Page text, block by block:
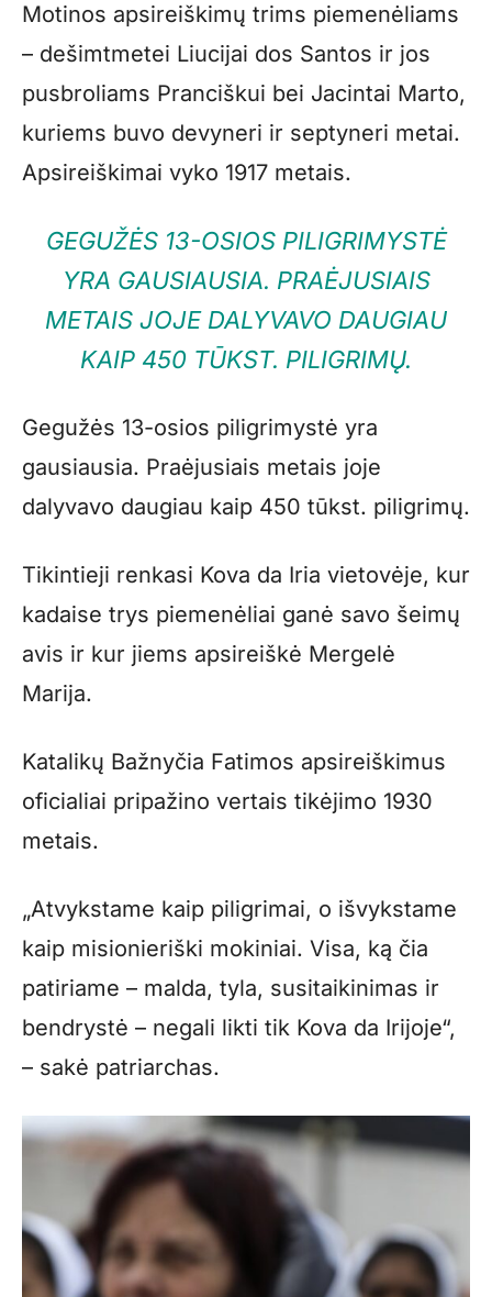
Motinos apsireiškimų trims piemenėliams
– dešimtmetei Liucijai dos Santos ir jos
pusbroliams Pranciškui bei Jacintai Marto,
kuriems buvo devyneri ir septyneri metai.
Apsireiškimai vyko 1917 metais.
GEGUŽĖS 13-OSIOS PILIGRIMYSTĖ
YRA GAUSIAUSIA. PRAĖJUSIAIS
METAIS JOJE DALYVAVO DAUGIAU
KAIP 450 TŪKST. PILIGRIMŲ.
Gegužės 13-osios piligrimystė yra
gausiausia. Praėjusiais metais joje
dalyvavo daugiau kaip 450 tūkst. piligrimų.
Tikintieji renkasi Kova da Iria vietovėje, kur
kadaise trys piemenėliai ganė savo šeimų
avis ir kur jiems apsireiškė Mergelė
Marija.
Katalikų Bažnyčia Fatimos apsireiškimus
oficialiai pripažino vertais tikėjimo 1930
metais.
„Atvykstame kaip piligrimai, o išvykstame
kaip misionieriški mokiniai. Visa, ką čia
patiriame – malda, tyla, susitaikinimas ir
bendrystė – negali likti tik Kova da Irijoje“,
– sakė patriarchas.